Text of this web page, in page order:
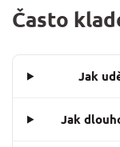
Často
Jak
Jak